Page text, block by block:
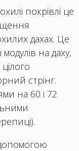
покрівлі це
дахах. Це
на даху,
стрінг.
на 60 і 72